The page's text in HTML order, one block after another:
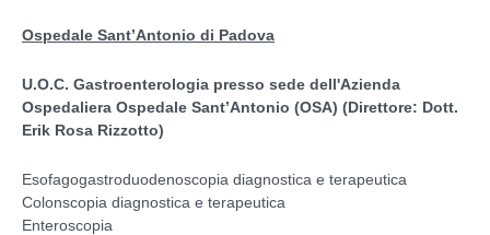
Ospedale Sant’Antonio di Padova
U.O.C. Gastroenterologia presso sede dell'Azienda
Ospedaliera Ospedale Sant’Antonio (OSA) (Direttore: Dott.
Erik Rosa Rizzotto)
Esofagogastroduodenoscopia diagnostica e terapeutica
Colonscopia diagnostica e terapeutica
Enteroscopia